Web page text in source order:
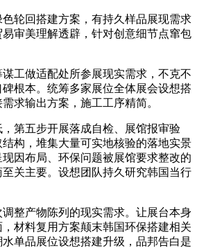
轮回搭建方案，有持久样品展现需求
审美理解透辟，针对创意细节点窜包
工做适配处所参展现实需求，不克不
根本。统筹多家展位全体展会设想搭
求输出方案，施工工序精简。
第五步开展落成自检、展馆报审验
构，堆集大量可实地核验的落地实景
因布局、环保问题被展馆要求整改的
关主要。设想团队持久研究韩国当行
整产物陈列的现实需求。让展台本身
材料复用方案颠末韩国环保搭建相关
单品展位设想搭建升级，品邦告白是